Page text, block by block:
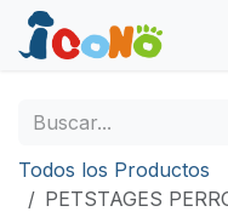
Ir al contenido
Todos los Productos
PETSTAGES